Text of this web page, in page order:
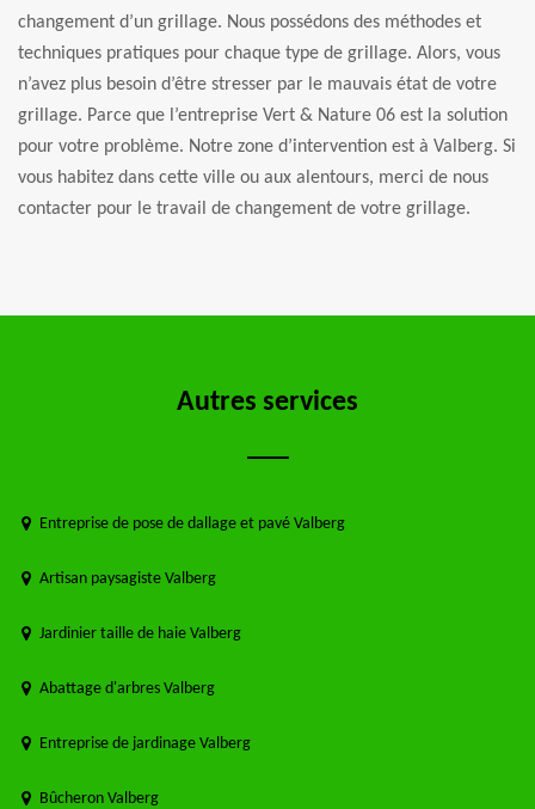
changement d’un grillage. Nous possédons des méthodes et
techniques pratiques pour chaque type de grillage. Alors, vous
n’avez plus besoin d’être stresser par le mauvais état de votre
grillage. Parce que l’entreprise Vert & Nature 06 est la solution
pour votre problème. Notre zone d’intervention est à Valberg. Si
vous habitez dans cette ville ou aux alentours, merci de nous
contacter pour le travail de changement de votre grillage.
Autres services
Entreprise de pose de dallage et pavé Valberg
Artisan paysagiste Valberg
Jardinier taille de haie Valberg
Abattage d'arbres Valberg
Entreprise de jardinage Valberg
Bûcheron Valberg